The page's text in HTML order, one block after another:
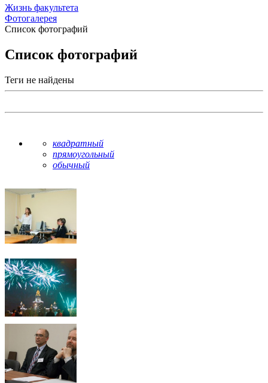
Жизнь факультета
Фотогалерея
Список фотографий
Список фотографий
Теги не найдены
квадратный
прямоугольный
обычный